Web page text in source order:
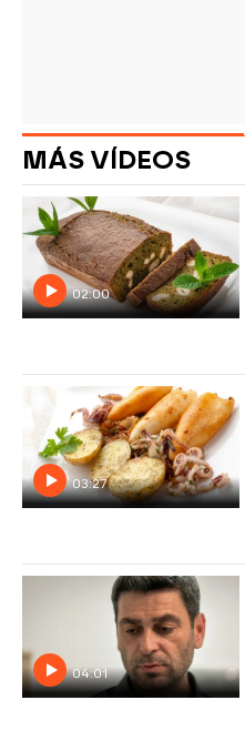
MÁS VÍDEOS
02:00
03:27
04:01